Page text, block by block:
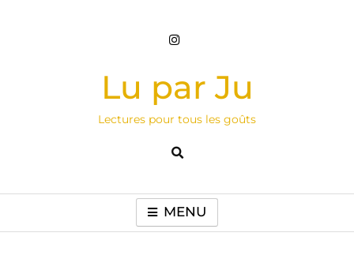
Lu par Ju
Lectures pour tous les goûts
MENU